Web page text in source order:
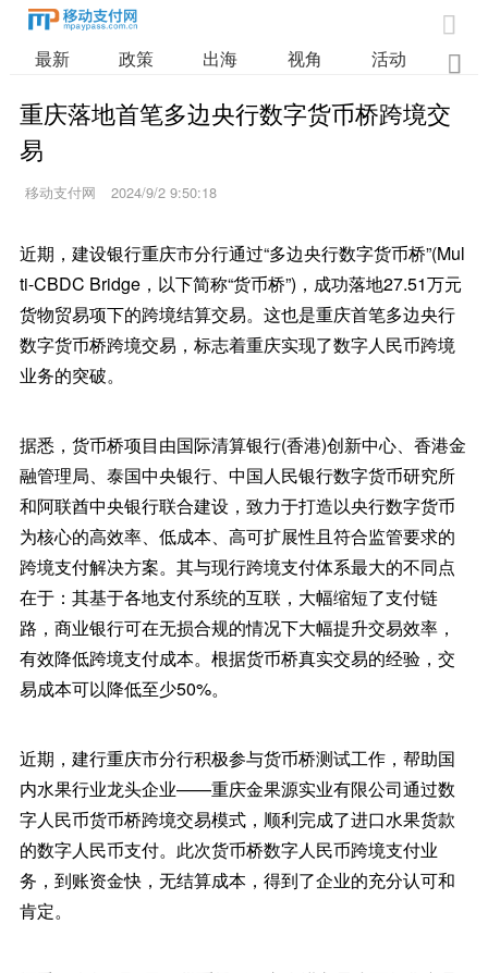

最新 政策 出海 视角 活动 业

重庆落地首笔多边央行数字货币桥跨境交
易
移动支付网 2024/9/2 9:50:18
近期，建设银行重庆市分行通过“多边央行数字货币桥”(Mul
ti-CBDC Bridge，以下简称“货币桥”)，成功落地27.51万元
货物贸易项下的跨境结算交易。这也是重庆首笔多边央行
数字货币桥跨境交易，标志着重庆实现了数字人民币跨境
业务的突破。
据悉，货币桥项目由国际清算银行(香港)创新中心、香港金
融管理局、泰国中央银行、中国人民银行数字货币研究所
和阿联酋中央银行联合建设，致力于打造以央行数字货币
为核心的高效率、低成本、高可扩展性且符合监管要求的
跨境支付解决方案。其与现行跨境支付体系最大的不同点
在于：其基于各地支付系统的互联，大幅缩短了支付链
路，商业银行可在无损合规的情况下大幅提升交易效率，
有效降低跨境支付成本。根据货币桥真实交易的经验，交
易成本可以降低至少50%。
近期，建行重庆市分行积极参与货币桥测试工作，帮助国
内水果行业龙头企业——重庆金果源实业有限公司通过数
字人民币货币桥跨境交易模式，顺利完成了进口水果货款
的数字人民币支付。此次货币桥数字人民币跨境支付业
务，到账资金快，无结算成本，得到了企业的充分认可和
肯定。